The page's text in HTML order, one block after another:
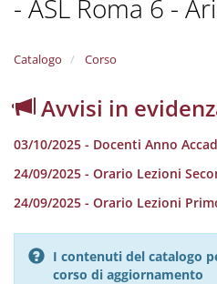
- ASL Roma 6 -
Catalogo Corso
Avvisi in
03/10/2025 - Docenti Anno
24/09/2025 - Orario Lezioni
24/09/2025 - Orario Lezioni
I contenuti del catalogo
corso di aggiornamento